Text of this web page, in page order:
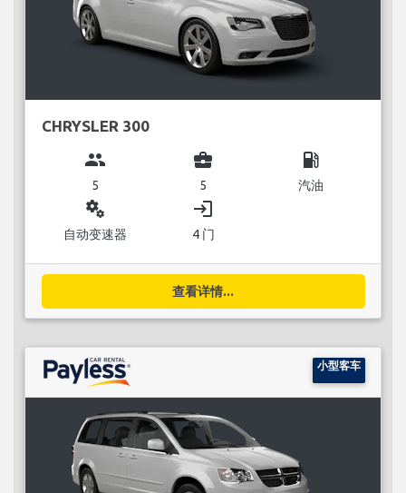
CHRYSLER 300
group
5
business_center
5
local_gas_station
汽油
miscellaneous_services
自动变速器
login
4 门
查看详情...
小型客车